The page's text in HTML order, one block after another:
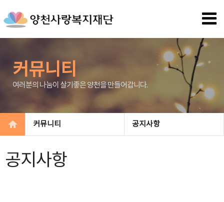
커뮤니티
여러분의 나눔이 살기좋은 양천을 만들어갑니다.
커뮤니티 공지사항
공지사항